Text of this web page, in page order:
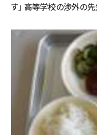
す」 高等学校の渉外の